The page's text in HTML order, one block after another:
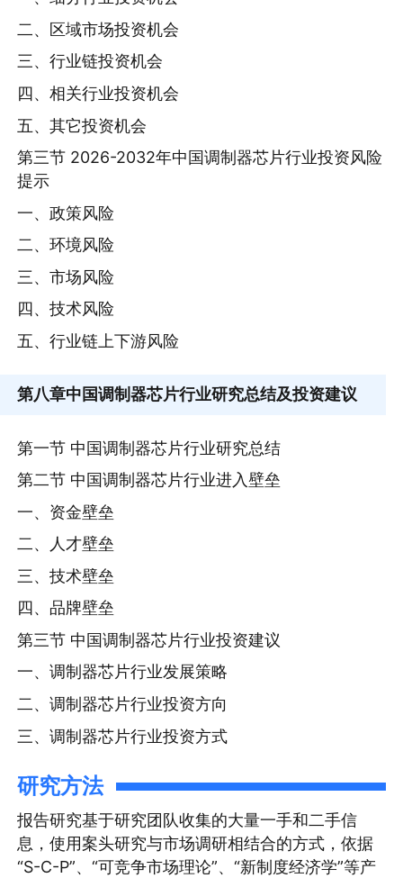
二、区域市场投资机会
三、行业链投资机会
四、相关行业投资机会
五、其它投资机会
第三节 2026-2032年中国调制器芯片行业投资风险
提示
一、政策风险
二、环境风险
三、市场风险
四、技术风险
五、行业链上下游风险
第八章中国调制器芯片行业研究总结及投资建议
第一节 中国调制器芯片行业研究总结
第二节 中国调制器芯片行业进入壁垒
一、资金壁垒
二、人才壁垒
三、技术壁垒
四、品牌壁垒
第三节 中国调制器芯片行业投资建议
一、调制器芯片行业发展策略
二、调制器芯片行业投资方向
三、调制器芯片行业投资方式
研究方法
报告研究基于研究团队收集的大量一手和二手信
息，使用案头研究与市场调研相结合的方式，依据
“S-C-P”、“可竞争市场理论”、“新制度经济学”等产